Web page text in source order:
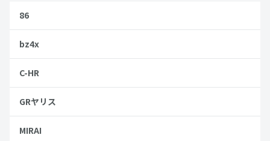
86
bz4x
C-HR
GRヤリス
MIRAI